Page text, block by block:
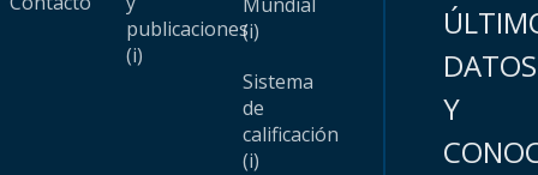
publicaciones
(i)
(i)
Sistema
de
calificación
(i)
DATOS
Y